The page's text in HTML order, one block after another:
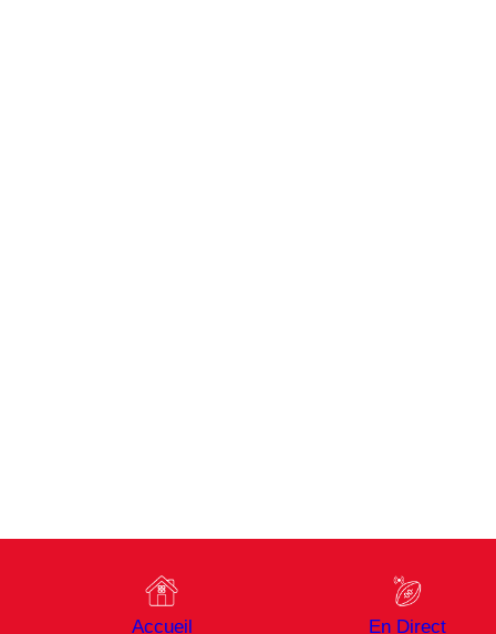
Accueil En Direct